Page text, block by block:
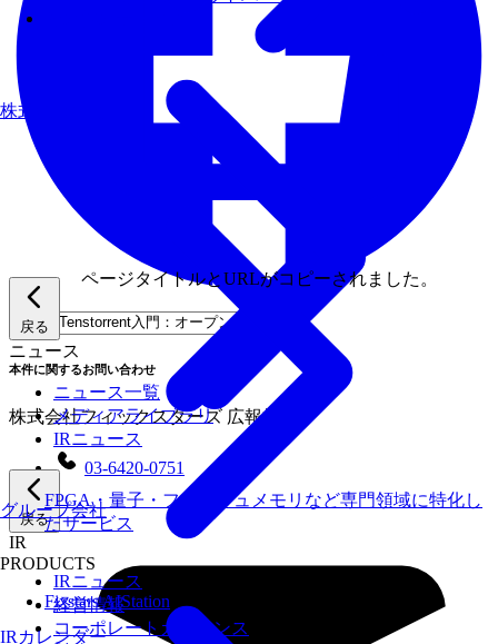
戻る
ニュース
ニュース一覧
メディアライブラリ
IRニュース
戻る
IR
IRニュース
経営情報
コーポレートガバナンス
グループ会社
FPGA・量子・フラッシュメモリなど専門領域に特化し
たサービス
PRODUCTS
Fixstars AIStation
株式について
IRカレンダー
ページタイトルとURLがコピーされました。
本件に関するお問い合わせ
株式会社フィックスターズ 広報担当
03-6420-0751